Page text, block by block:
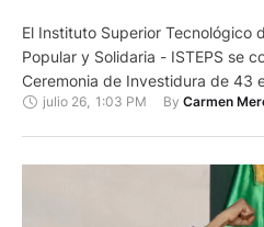
El Instituto Superior Tecnológico
Popular y Solidaria - ISTEPS se
Ceremonia de Investidura de 43
estudios de tercer nivel. El
julio 26 1:03 PM By Carmen